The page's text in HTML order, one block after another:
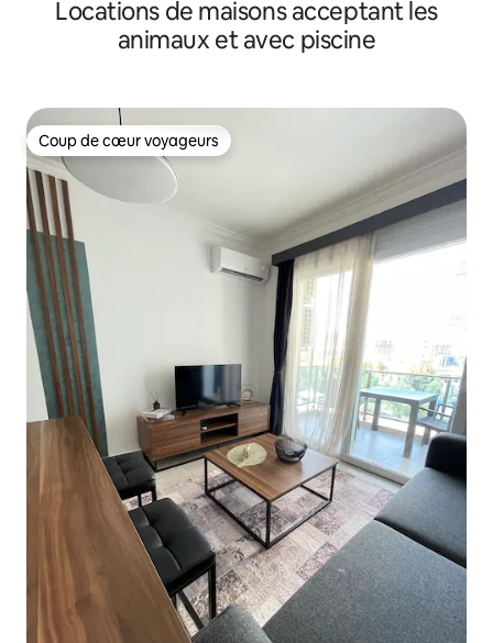
Locations de maisons acceptant les
animaux et avec piscine
Coup de cœur voyageurs
Coup de cœur voyageurs